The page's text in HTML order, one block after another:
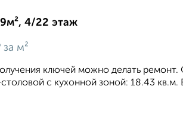
4/22 этаж
за м²
ключей можно делать
с кухонной зоной: 18.43 кв.м.